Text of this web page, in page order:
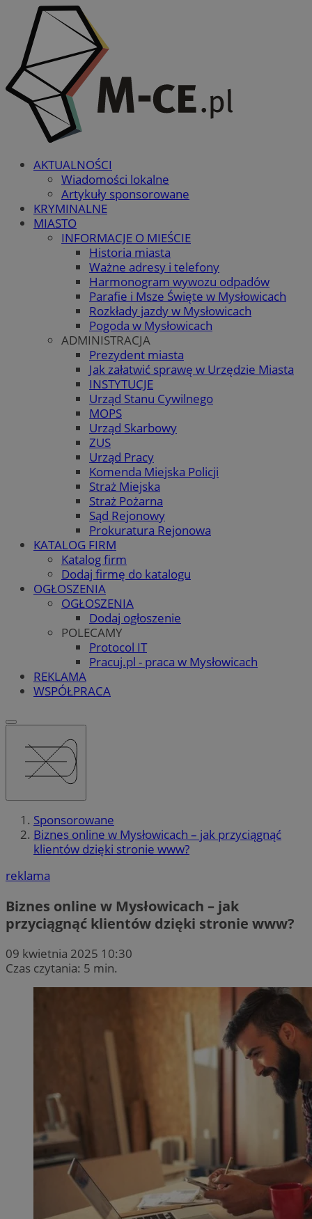
AKTUALNOŚCI
Wiadomości lokalne
Artykuły sponsorowane
KRYMINALNE
MIASTO
INFORMACJE O MIEŚCIE
Historia miasta
Ważne adresy i telefony
Harmonogram wywozu odpadów
Parafie i Msze Święte w Mysłowicach
Rozkłady jazdy w Mysłowicach
Pogoda w Mysłowicach
ADMINISTRACJA
Prezydent miasta
Jak załatwić sprawę w Urzędzie Miasta
INSTYTUCJE
Urząd Stanu Cywilnego
MOPS
Urząd Skarbowy
ZUS
Urząd Pracy
Komenda Miejska Policji
Straż Miejska
Straż Pożarna
Sąd Rejonowy
Prokuratura Rejonowa
KATALOG FIRM
Katalog firm
Dodaj firmę do katalogu
OGŁOSZENIA
OGŁOSZENIA
Dodaj ogłoszenie
POLECAMY
Protocol IT
Pracuj.pl - praca w Mysłowicach
REKLAMA
WSPÓŁPRACA
Sponsorowane
Biznes online w Mysłowicach – jak przyciągnąć
klientów dzięki stronie www?
reklama
Biznes online w Mysłowicach – jak
przyciągnąć klientów dzięki stronie www?
09 kwietnia 2025 10:30
Czas czytania: 5 min.